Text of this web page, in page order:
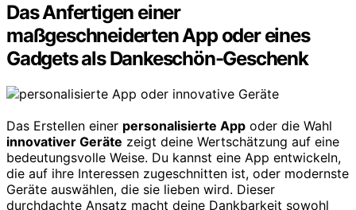
Das Anfertigen einer
maßgeschneiderten App oder eines
Gadgets als Dankeschön-Geschenk
Das Erstellen einer personalisierte App oder die Wahl
innovativer Geräte zeigt deine Wertschätzung auf eine
bedeutungsvolle Weise. Du kannst eine App entwickeln,
die auf ihre Interessen zugeschnitten ist, oder modernste
Geräte auswählen, die sie lieben wird. Dieser
durchdachte Ansatz macht deine Dankbarkeit sowohl